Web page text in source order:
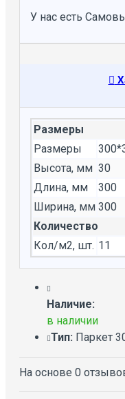
У нас есть
Размеры
Размеры
Высота, мм 30
Длина, мм
300
Ширина, мм 300
Количество
Кол/м2, шт. 11
Наличие:
в наличии
Тип: Паркет
На основе 0